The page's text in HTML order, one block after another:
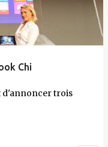
Chi
d'annoncer trois